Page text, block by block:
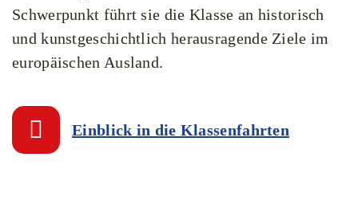
Schwerpunkt führt sie die Klasse an historisch
und kunstgeschichtlich herausragende Ziele im
europäischen Ausland.
Einblick in die Klassenfahrten